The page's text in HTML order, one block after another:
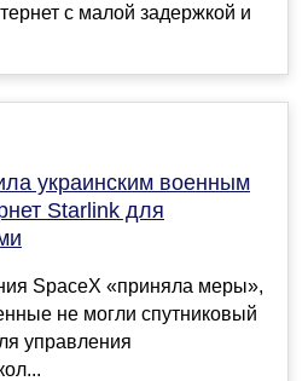
с малой задержкой и
украинским военным
Starlink для
SpaceX «приняла меры»,
не могли спутниковый
управления